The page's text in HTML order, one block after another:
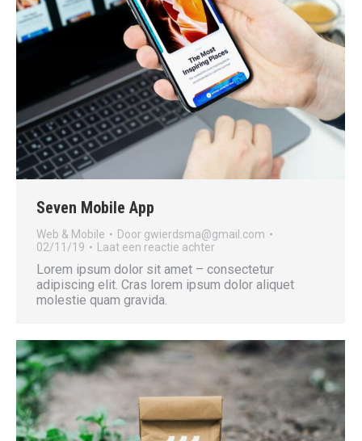
Seven Mobile App
Web & Mobile Door gwierdsma@gmail.com
02/11/19
Laat een reactie achter
Lorem ipsum dolor sit amet – consectetur
adipiscing elit. Cras lorem ipsum dolor aliquet
molestie quam gravida.